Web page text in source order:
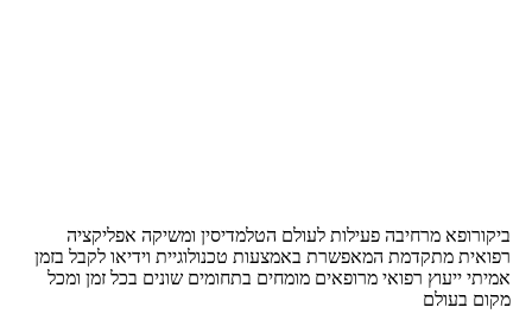
ביקורופא מרחיבה פעילות לעולם הטלמדיסין ומשיקה אפליקציה
רפואית מתקדמת המאפשרת באמצעות טכנולוגיית וידיאו לקבל בזמן
אמיתי ייעוץ רפואי מרופאים מומחים בתחומים שונים בכל זמן ומכל
מקום בעולם